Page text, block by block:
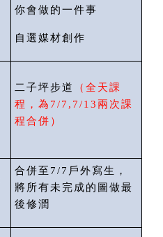
你會做的一件事
自選媒材創作
二子坪步道 （ 全天課
程 ，為 7/7 ,7/13 兩次課
程合併）
合併至 7/7 戶外寫生，
將所有未完成的圖做最
後修潤